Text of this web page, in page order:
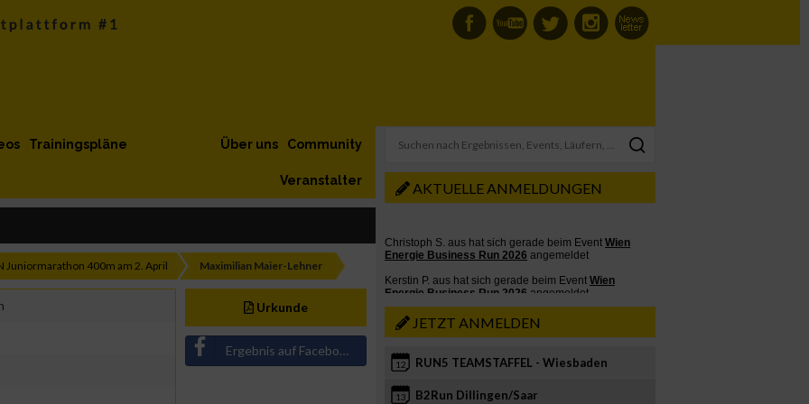
Trainingspläne Community
Über uns
Veranstalter
Juniormarathon 400m am 2. April Maximilian Maier-Lehner
Urkunde
Ergebnis auf Facebook teilen
AKTUELLE ANMELDUNGEN
JETZT ANMELDEN
12 RUN5 TEAMSTAFFEL - Wiesbaden
13 B2Run Dillingen/Saar